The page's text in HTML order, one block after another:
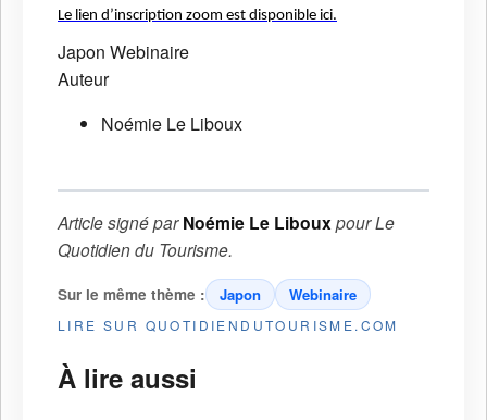
Le lien d’inscription zoom est disponible ici.
Japon Webinaire
Auteur
Noémie Le Liboux
Article signé parNoémie Le LibouxpourLe
Quotidien du Tourisme.
Sur le même thème : Japon Webinaire
LIRE SUR QUOTIDIENDUTOURISME.COM
À lire aussi